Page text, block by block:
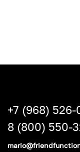
+7 (968) 526-
8 (800) 550-